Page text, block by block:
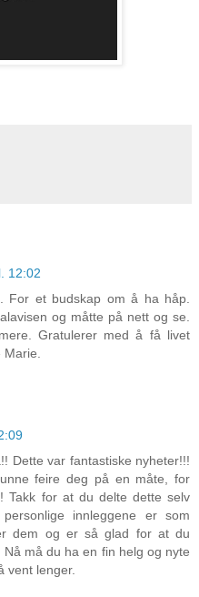
12:02
For et budskap om å ha håp.
og måtte på nett og se.
Gratulerer med å få livet
Marie.
Dette var fantastiske nyheter!!!
feire deg på en måte, for
Takk for at du delte dette selv
innleggene er som
dem og er så glad for at du
må du ha en fin helg og nyte
vent lenger.